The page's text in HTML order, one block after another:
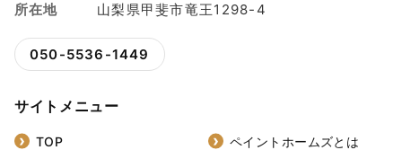
所在地
山梨県甲斐市竜王1298-4
050-5536-1449
サイトメニュー
TOP ペイントホームズとは